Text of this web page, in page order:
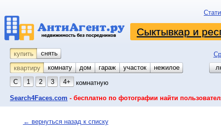
Сыктывкар и
купить снять
квартиру
комнату койко-место
дом гараж участок
нежилое
С
1 2 3 4+ комнатную
Search4Faces.com - бесплатно по фотографии найти
← вернуться назад к списку